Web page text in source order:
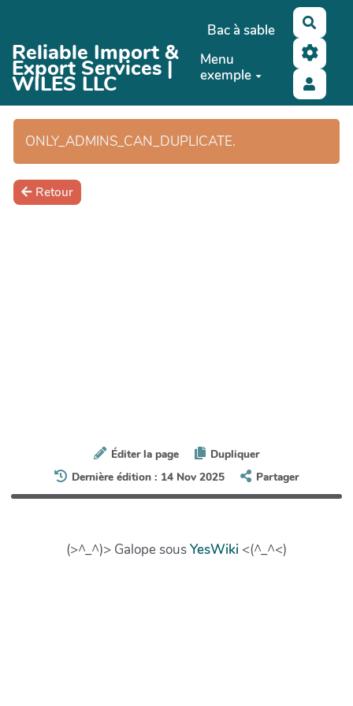
Reliable Import &
Export Services |
WILES LLC
Bac à sable
Menu
exemple
ONLY_ADMINS_CAN_DUPLICATE.
Retour
Éditer la page
Dupliquer
Dernière édition : 14 Nov 2025
Partager
(>^_^)> Galope sousYesWiki <(^_^<)